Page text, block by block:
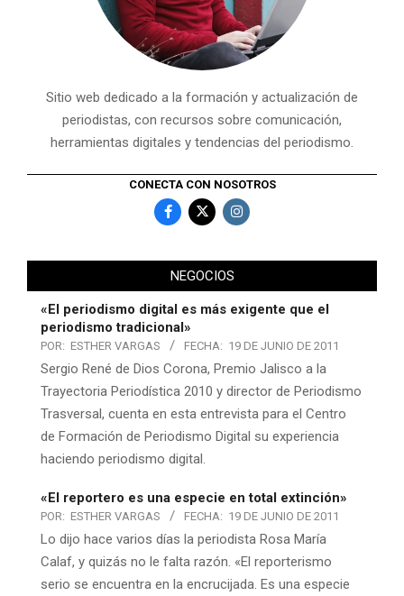
Sitio web dedicado a la formación y actualización de
periodistas, con recursos sobre comunicación,
herramientas digitales y tendencias del periodismo.
CONECTA CON NOSOTROS
NEGOCIOS
«El periodismo digital es más exigente que el
periodismo tradicional»
POR: ESTHER VARGAS FECHA: 19 DE JUNIO DE 2011
Sergio René de Dios Corona, Premio Jalisco a la
Trayectoria Periodística 2010 y director de Periodismo
Trasversal, cuenta en esta entrevista para el Centro
de Formación de Periodismo Digital su experiencia
haciendo periodismo digital.
«El reportero es una especie en total extinción»
POR: ESTHER VARGAS FECHA: 19 DE JUNIO DE 2011
Lo dijo hace varios días la periodista Rosa María
Calaf, y quizás no le falta razón. «El reporterismo
serio se encuentra en la encrucijada. Es una especie